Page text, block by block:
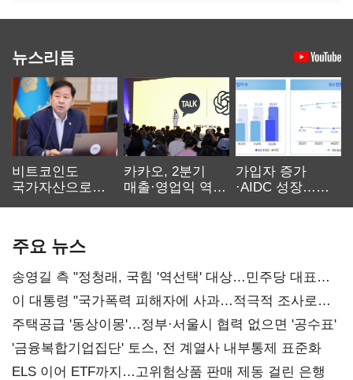
뉴스리듬
비트코인도
국가자산으로…'
카카오, 2분기
매출·영업익 역대
가입자 증가
·AIDC 성장…
주요 뉴스
송영길 측 "정청래, 국힘 '역선택' 대상…민주당 대표로
총선 지휘 못해"
이 대통령 "국가폭력 피해자에 사과…적극적 조사로
진실 밝혀야"
주택공급 '동상이몽'…정부·서울시 협력 없으면 '공수표'
'금융복합기업집단' 토스, 전 계열사 내부통제 표준화
ELS 이어 ETF까지…고위험상품 판매 제동 걸린 은행